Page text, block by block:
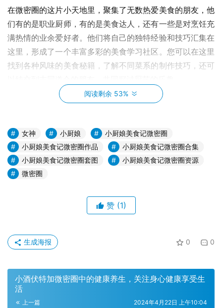
在微密圈的这片小天地里，聚集了无数热爱美食的朋友，他
们有的是职业厨师，有的是美食达人，还有一些是对烹饪充
满热情的业余爱好者。他们将自己的独特经验和技巧汇集在
这里，形成了一个丰富多彩的美食学习社区。您可以在这里
找到各种风味的美食秘籍，了解不同菜系的制作技巧，还可
阅读剩余 53%
女神 小厨娘
小厨娘美食记微密圈
小厨娘美食记微密圈作品
小厨娘美食记微密圈合集
小厨娘美食记微密圈套图
小厨娘美食记微密圈资源
微密圈
赞 (1)
0 0
生成海报
小酒伏特加微密圈中的健康养生，关注身心健康享受生
活
上一篇 2024年4月22日 上午10:04